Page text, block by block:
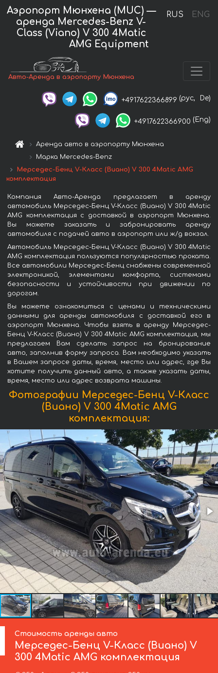
RUS ENG
Аэропорт Мюнхена (MUC) —
аренда Mercedes-Benz V-
Class (Viano) V 300 4Matic
AMG Equipment
Авто-Аренда в аэропорту Мюнхена
+4917622366899 (рус, De)
+4917622366900 (Eng)
Аренда авто в аэропорту Мюнхена
Марка Mercedes-Benz
Мерседес-Бенц V-Класс (Виано) V 300 4Matic AMG
комплектация
Компания Авто-Аренда предлагает в аренду
автомобиль Мерседес-Бенц V-Класс (Виано) V 300 4Matic
AMG комплектация с доставкой в аэропорт Мюнхена.
Вы можете заказать и забронировать аренду
автомобиля с подачей авто в аэропорт или ж/д вокзал.
Автомобиль Мерседес-Бенц V-Класс (Виано) V 300 4Matic
AMG комплектация пользуются популярностью проката.
Все автомобили Мерседес-Бенц снабжены современной
электроникой, элементами комфорта, системами
безопасности и устойчивости при движении по
дорогам.
Вы можете ознакомиться с ценами и техническими
данными для аренды автомобиля с доставкой его в
аэропорт Мюнхена. Чтобы взять в аренду Мерседес-
Бенц V-Класс (Виано) V 300 4Matic AMG комплектация, мы
предлагаем Вам сделать запрос на бронирование
авто, заполнив форму запроса. Вам необходимо указать
в Вашем запросе даты, время, место или адрес, где Вы
хотите получить данный авто, а также указать даты,
время, место или адрес возврата машины.
Фотографии Мерседес-Бенц V-Класс
(Виано) V 300 4Matic AMG
комплектация:
Стоимость аренды авто
Мерседес-БенцV-Класс (Виано) V
300 4Matic AMG комплектация